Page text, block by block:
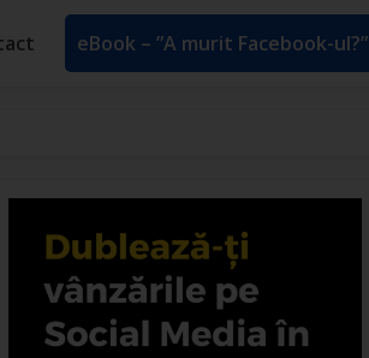
eBook – ”A murit Facebook-ul?”